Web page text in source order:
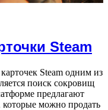
Steam
Steam одним из
поиск сокровищ
предлагают
можно продать